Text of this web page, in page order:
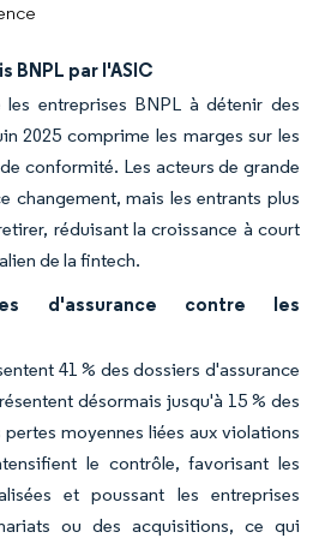
BNPL par l'ASIC
entreprises BNPL à détenir des
2025 comprime les marges sur les
conformité. Les acteurs de grande
changement, mais les entrants plus
réduisant la croissance à court
de la fintech.
d'assurance contre les
41 % des dossiers d'assurance
désormais jusqu'à 15 % des
moyennes liées aux violations
le contrôle, favorisant les
et poussant les entreprises
ou des acquisitions, ce qui